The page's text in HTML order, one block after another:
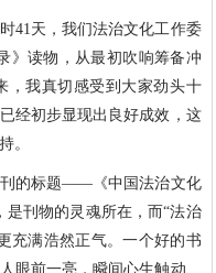
41天，我们法治文化工作委
》读物，从最初吹响筹备冲
，我真切感受到大家劲头十
经初步显现出良好成效，这
。
的标题——《中国法治文化
是刊物的灵魂所在，而“法治
充满浩然正气。一个好的书
眼前一亮，瞬间心生触动、